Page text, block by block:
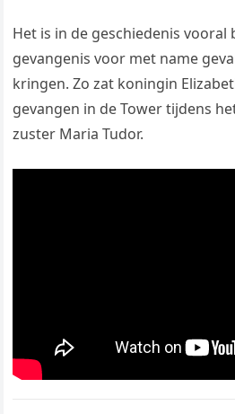
Het is in de geschiedenis vooral
gevangenis voor met name
kringen. Zo zat koningin
gevangen in de Tower tijdens
zuster Maria Tudor.